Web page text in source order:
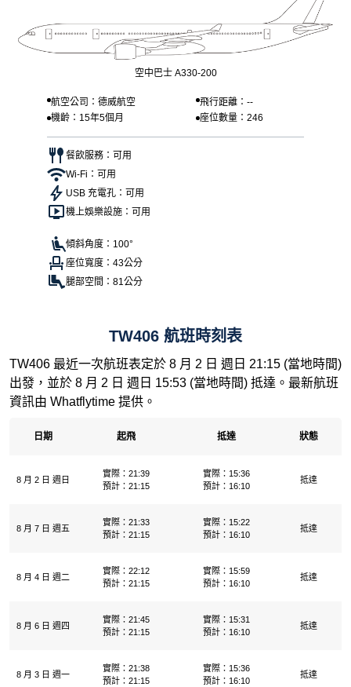
空中巴士 A330-200
航空公司：德威航空
飛行距離：--
機齡：15年5個月
座位數量：246
餐飲服務：可用
Wi-Fi：可用
USB 充電孔：可用
機上娛樂設施：可用
傾斜角度：100°
座位寬度：43公分
腿部空間：81公分
TW406 航班時刻表
TW406 最近一次航班表定於 8 月 2 日 週日 21:15 (當地時間)
出發，並於 8 月 2 日 週日 15:53 (當地時間) 抵達。最新航班
資訊由 Whatflytime 提供。
日期 起飛 抵達 狀態
8 月 2 日 週日
實際：21:39
預計：21:15
實際：15:36
預計：16:10
抵達
8 月 7 日 週五
實際：21:33
預計：21:15
實際：15:22
預計：16:10
抵達
8 月 4 日 週二
實際：22:12
預計：21:15
實際：15:59
預計：16:10
抵達
8 月 6 日 週四
實際：21:45
預計：21:15
實際：15:31
預計：16:10
抵達
8 月 3 日 週一
實際：21:38
預計：21:15
實際：15:36
預計：16:10
抵達